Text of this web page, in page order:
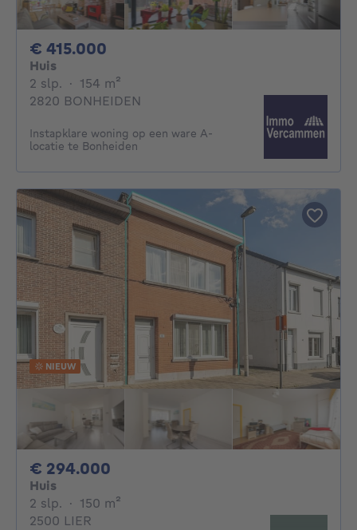
€ 415.000
Huis
2 slp. 2 slaapkamers
· 154 m²
2820 BONHEIDEN
Instapklare woning op een ware A-
locatie te Bonheiden
NIEUW
€ 294.000
Huis
2 slp. 2 slaapkamers
· 150 m²
2500 LIER